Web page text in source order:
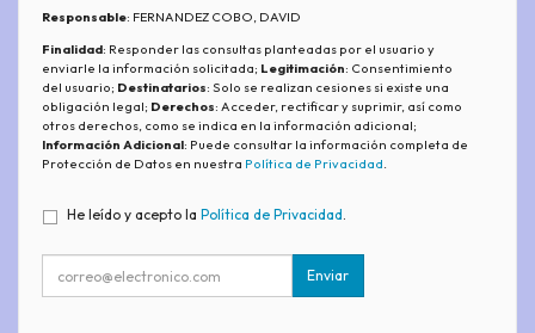
Responsable: FERNANDEZ COBO, DAVID
Finalidad: Responder las consultas planteadas por el usuario y
enviarle la información solicitada; Legitimación: Consentimiento
del usuario; Destinatarios: Solo se realizan cesiones si existe una
obligación legal; Derechos: Acceder, rectificar y suprimir, así como
otros derechos, como se indica en la información adicional;
Información Adicional: Puede consultar la información completa de
Protección de Datos en nuestra Política de Privacidad
He leído y acepto la Política de Privacidad.
Enviar